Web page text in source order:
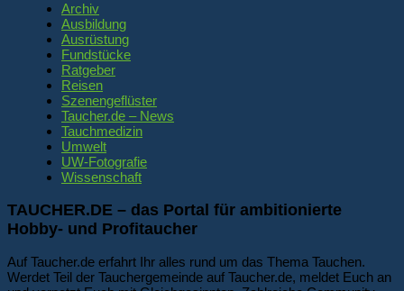
Archiv
Ausbildung
Ausrüstung
Fundstücke
Ratgeber
Reisen
Szenengeflüster
Taucher.de – News
Tauchmedizin
Umwelt
UW-Fotografie
Wissenschaft
TAUCHER.DE – das Portal für ambitionierte
Hobby- und Profitaucher
Auf Taucher.de erfahrt Ihr alles rund um das Thema Tauchen.
Werdet Teil der Tauchergemeinde auf Taucher.de, meldet Euch an